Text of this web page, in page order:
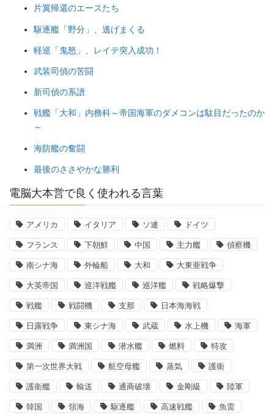
片翼帰還のエースたち
駆逐艦「野分」、逃げまくる
軽巡「鬼怒」、レイテ突入成功！
武装司偵の苦闘
新司偵の系譜
戦艦「大和」内務科～帝国海軍のダメコンは駄目だったのか
～
海防艦の奮闘
最後のささやかな勝利
電脳大本営で良く使われる言葉
アメリカ イタリア ソ連 ドイツ
フランス 下朝鮮 中国 主力艦 偵察機
南シナ海 外輪船 大和 大東亜戦争
大英帝国 巡洋戦艦 巡洋艦 戦略爆撃
戦艦 戦闘機 支那 日本海海戦
日露戦争 東シナ海 武蔵 水上機 海軍
満洲 満洲国 潜水艦 燃料 特攻
第一次世界大戦 航空母艦 蒸気 護衛
護衛艦 輸送 通商破壊 金剛級 陸軍
韓国 領海 駆逐艦 高速戦艦 魚雷